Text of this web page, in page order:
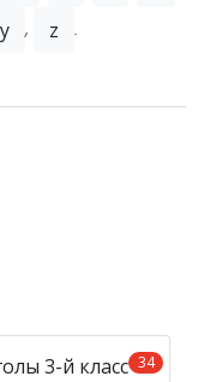
y , z .
34
3-й класс